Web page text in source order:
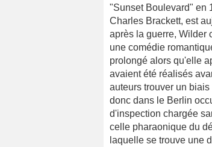
"Sunset Boulevard" en
Charles Brackett, est
après la guerre, Wilder
une comédie
prolongé alors qu'elle
avaient été réalisés
auteurs trouver un
donc dans le Berlin
d'inspection chargée
celle pharaonique du
laquelle se trouve une